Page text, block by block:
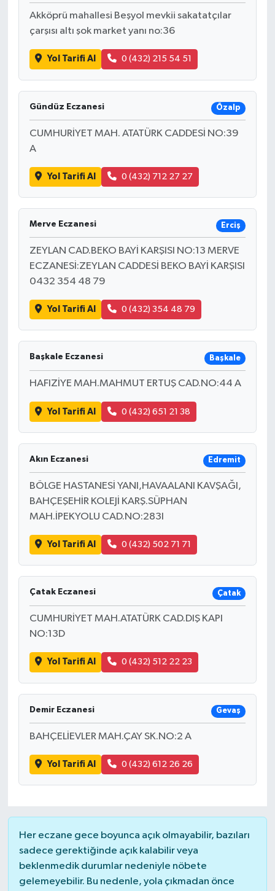
Akköprü mahallesi Beşyol mevkii sakatatçılar
çarşısı altı şok market yanı no:36
Yol Tarifi Al 0 (432) 215 54 51
Gündüz Eczanesi Özalp
CUMHURİYET MAH. ATATÜRK CADDESİ NO:39
A
Yol Tarifi Al 0 (432) 712 27 27
Merve Eczanesi Erciş
ZEYLAN CAD.BEKO BAYİ KARŞISI NO:13 MERVE
ECZANESİ:ZEYLAN CADDESİ BEKO BAYİ KARŞISI
0432 354 48 79
Yol Tarifi Al 0 (432) 354 48 79
Başkale Eczanesi Başkale
HAFIZİYE MAH.MAHMUT ERTUŞ CAD.NO:44 A
Yol Tarifi Al 0 (432) 651 21 38
Akın Eczanesi Edremit
BÖLGE HASTANESİ YANI,HAVAALANI KAVŞAĞI,
BAHÇEŞEHİR KOLEJİ KARŞ.SÜPHAN
MAH.İPEKYOLU CAD.NO:283I
Yol Tarifi Al 0 (432) 502 71 71
Çatak Eczanesi Çatak
CUMHURİYET MAH.ATATÜRK CAD.DIŞ KAPI
NO:13D
Yol Tarifi Al 0 (432) 512 22 23
Demir Eczanesi Gevaş
BAHÇELİEVLER MAH.ÇAY SK.NO:2 A
Yol Tarifi Al 0 (432) 612 26 26
Her eczane gece boyunca açık olmayabilir, bazıları
sadece gerektiğinde açık kalabilir veya
beklenmedik durumlar nedeniyle nöbete
gelemeyebilir. Bu nedenle, yola çıkmadan önce